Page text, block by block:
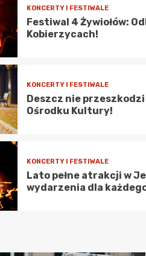
KONCERTY I FESTIWALE
Festiwal 4 Żywiołów:
Kobierzycach!
KONCERTY I FESTIWALE
Deszcz nie
Ośrodku Kultury!
KONCERTY I FESTIWALE
Lato pełne atrakcji w
wydarzenia dla